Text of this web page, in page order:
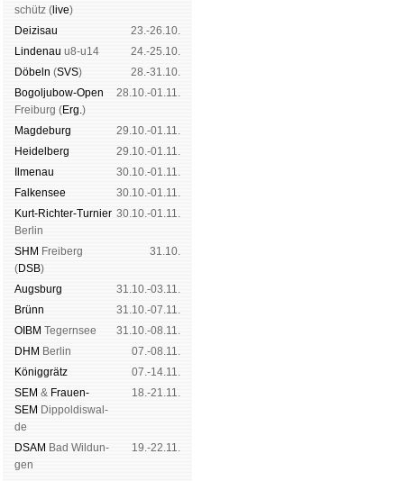
schütz ( live)
Dei­zi­sau
23.-26.10.
Lin­de­nau u8-u14
24.-25.10.
Dö­beln (SVS)
28.-31.10.
Bogoljubow-Open
Frei­burg (Erg.)
28.10.-01.11.
Mag­de­burg
29.10.-01.11.
Hei­del­berg
29.10.-01.11.
Il­me­nau
30.10.-01.11.
Fal­ken­see
30.10.-01.11.
Kurt-Rich­ter-Tur­nier
Ber­lin
30.10.-01.11.
SHM Frei­berg
(DSB)
31.10.
Augs­burg
31.10.-03.11.
Brünn
31.10.-07.11.
OIBM Tegern­see
31.10.-08.11.
DHM Ber­lin
07.-08.11.
König­grätz
07.-14.11.
SEM & Frauen-
SEM Dip­pol­dis­wal­
de
18.-21.11.
DSAM Bad Wil­dun­
gen
19.-22.11.